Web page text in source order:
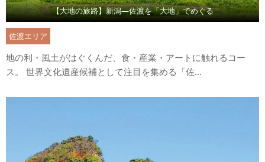
【大地の旅路】新潟―佐渡を「大地」でめぐる
佐渡エリア
地の利・風土がはぐくんだ、食・産業・アートに触れるコー
ス。 世界文化遺産候補として注目を集める「佐...